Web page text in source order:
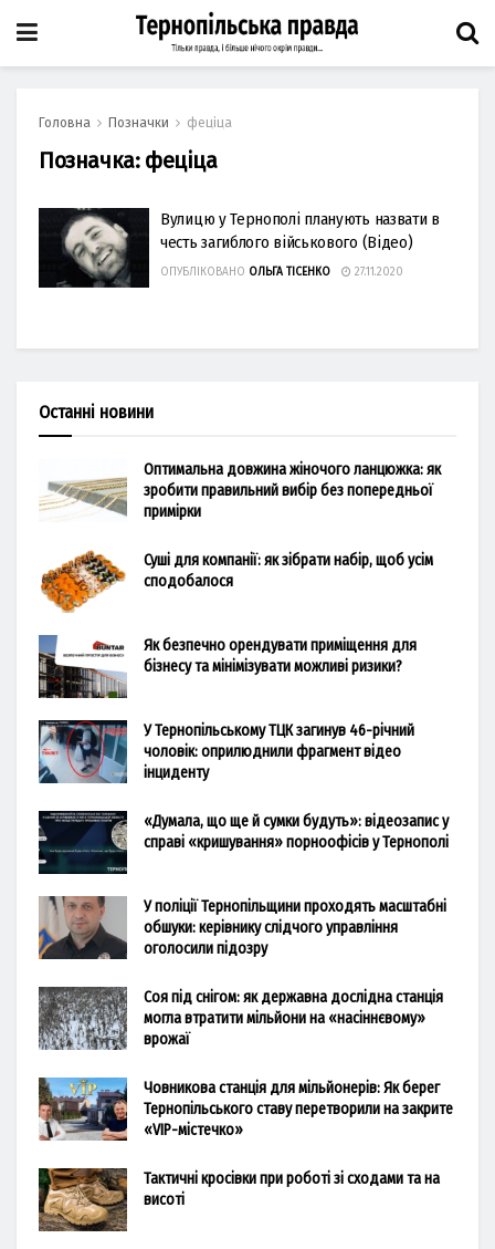
Головна Позначки феціца
Позначка: феціца
Вулицю у Тернополі планують назвати в
честь загиблого військового (Відео)
ОПУБЛІКОВАНО ОЛЬГА ТІСЕНКО 27.11.2020
Останні новини
Оптимальна довжина жіночого ланцюжка: як
зробити правильний вибір без попередньої
примірки
Суші для компанії: як зібрати набір, щоб усім
сподобалося
Як безпечно орендувати приміщення для
бізнесу та мінімізувати можливі ризики?
У Тернопільському ТЦК загинув 46-річний
чоловік: оприлюднили фрагмент відео
інциденту
«Думала, що ще й сумки будуть»: відеозапис у
справі «кришування» порноофісів у Тернополі
У поліції Тернопільщини проходять масштабні
обшуки: керівнику слідчого управління
оголосили підозру
Соя під снігом: як державна дослідна станція
могла втратити мільйони на «насіннєвому»
врожаї
Човникова станція для мільйонерів: Як берег
Тернопільського ставу перетворили на закрите
«VIP-містечко»
Тактичні кросівки при роботі зі сходами та на
висоті